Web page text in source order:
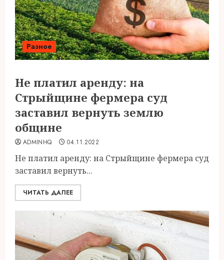
Разное
Не платил аренду: на
Стрыйщине фермера суд
заставил вернуть землю
общине
ADMINHQ 04.11.2022
Не платил аренду: на Стрыйщине фермера суд
заставил вернуть...
ЧИТАТЬ ДАЛЕЕ